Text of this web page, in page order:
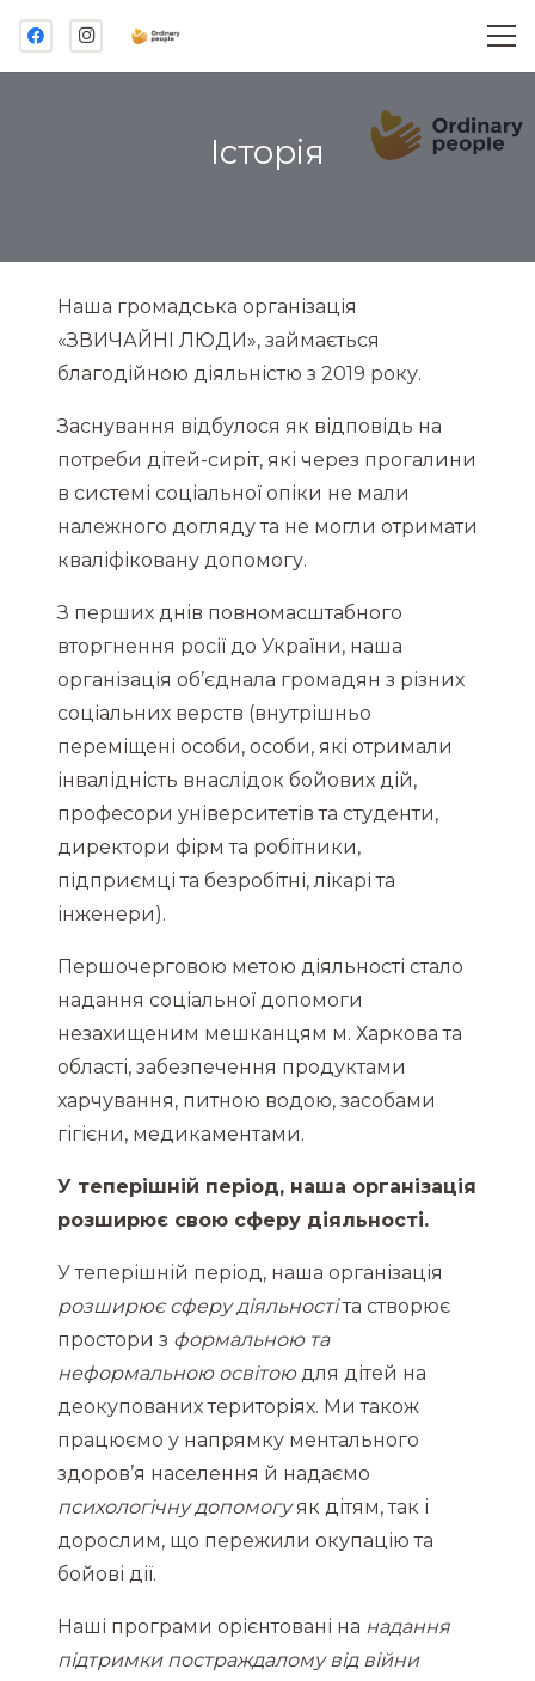
Історiя
Наша громадська організація
«ЗВИЧАЙНІ ЛЮДИ», займається
благодійною діяльністю з 2019 року.
Заснування відбулося як відповідь на
потреби дітей-сиріт, які через прогалини
в системі соціальної опіки не мали
належного догляду та не могли отримати
кваліфіковану допомогу.
З перших днів повномасштабного
вторгнення росії до України, наша
організація об’єднала громадян з різних
соціальних верств (внутрішньо
переміщені особи, особи, які отримали
інвалідність внаслідок бойових дій,
професори університетів та студенти,
директори фірм та робітники,
підприємці та безробітні, лікарі та
інженери).
Першочерговою метою діяльності стало
надання соціальної допомоги
незахищеним мешканцям м. Харкова та
області, забезпечення продуктами
харчування, питною водою, засобами
гігієни, медикаментами.
У теперішній період, наша організація
розширює свою сферу діяльності.
У теперішній період, наша організація
розширює сферу діяльностіта створює
простори з формальною та
неформальною освітоюдля дітей на
деокупованих територіях. Ми також
працюємо у напрямку ментального
здоров’я населення й надаємо
психологічну допомогуяк дітям, так і
дорослим, що пережили окупацію та
бойові дії.
Наші програми орієнтовані на надання
підтримки постраждалому від війни